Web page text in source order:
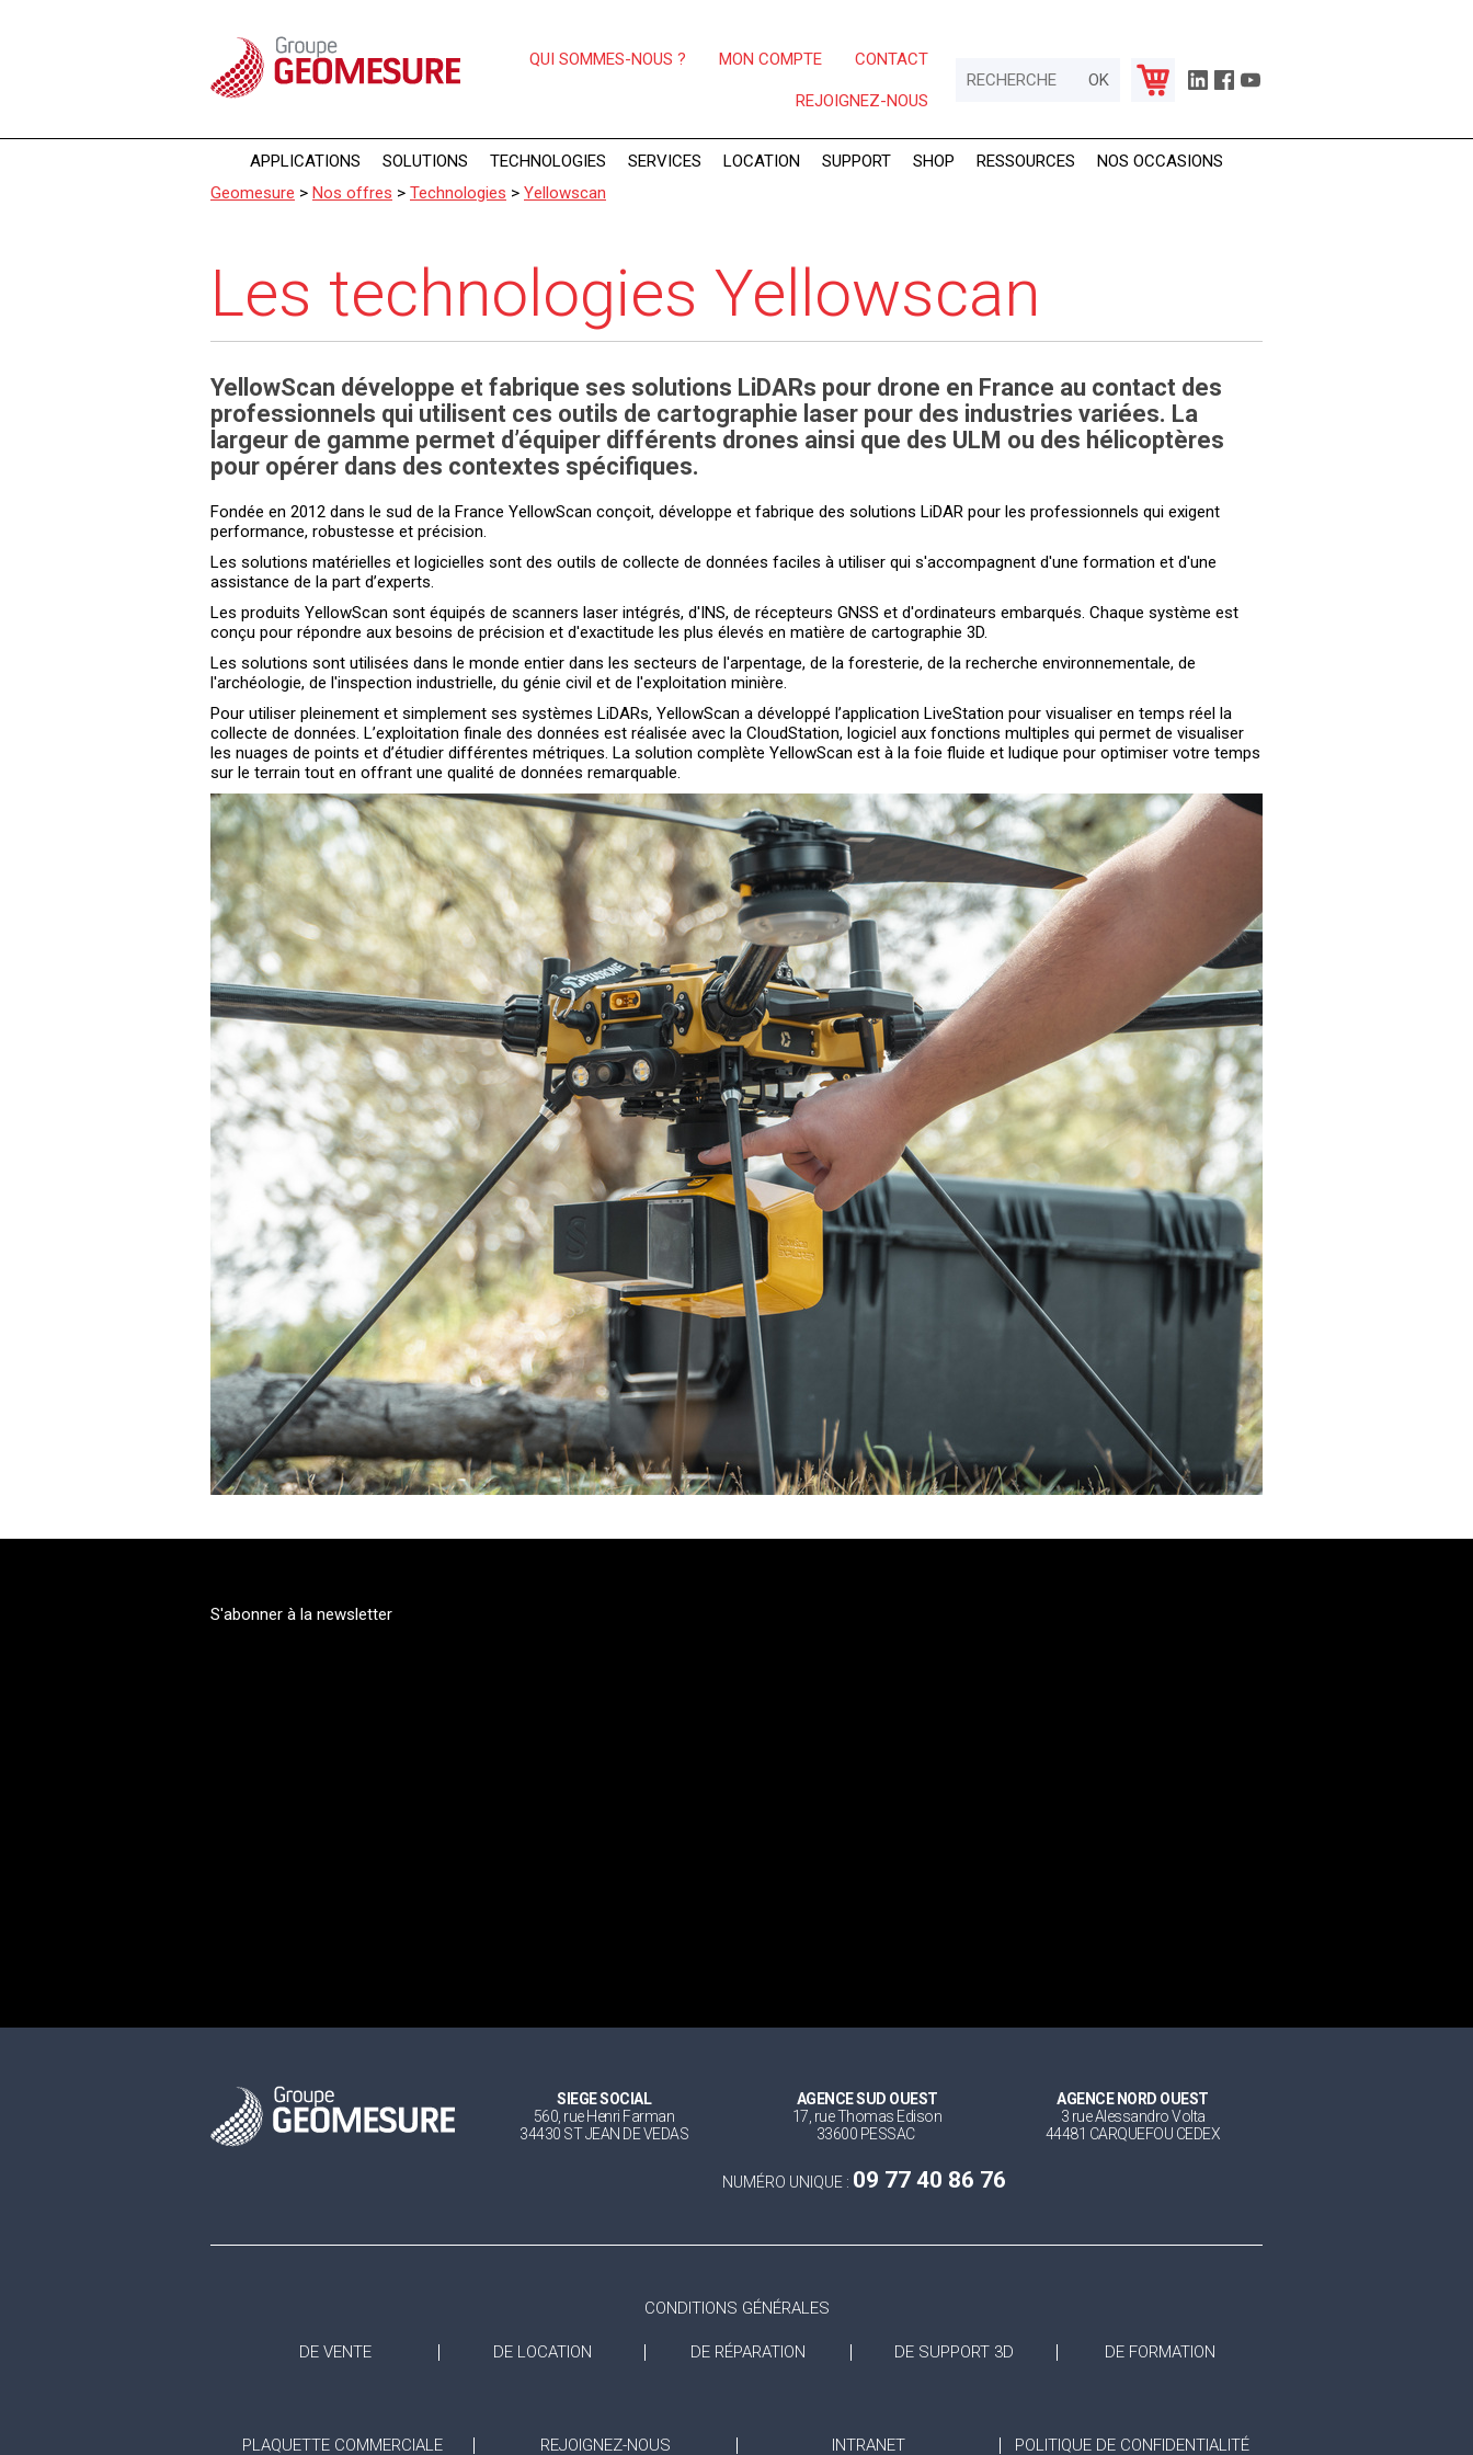
QUI SOMMES-NOUS ? MON COMPTE CONTACT
REJOIGNEZ-NOUS
APPLICATIONS SOLUTIONS TECHNOLOGIES SERVICES LOCATION SUPPORT SHOP RESSOURCES
NOS OCCASIONS
Geomesure > Nos offres > Technologies > Yellowscan
Les technologies Yellowscan
YellowScan développe et fabrique ses solutions LiDARs pour drone en France au contact des
professionnels qui utilisent ces outils de cartographie laser pour des industries variées. La
largeur de gamme permet d’équiper différents drones ainsi que des ULM ou des hélicoptères
pour opérer dans des contextes spécifiques.
Fondée en 2012 dans le sud de la France YellowScan conçoit, développe et fabrique des solutions LiDAR pour les professionnels qui exigent
performance, robustesse et précision.
Les solutions matérielles et logicielles sont des outils de collecte de données faciles à utiliser qui s'accompagnent d'une formation et d'une
assistance de la part d’experts.
Les produits YellowScan sont équipés de scanners laser intégrés, d'INS, de récepteurs GNSS et d'ordinateurs embarqués. Chaque système est
conçu pour répondre aux besoins de précision et d'exactitude les plus élevés en matière de cartographie 3D.
Les solutions sont utilisées dans le monde entier dans les secteurs de l'arpentage, de la foresterie, de la recherche environnementale, de
l'archéologie, de l'inspection industrielle, du génie civil et de l'exploitation minière.
Pour utiliser pleinement et simplement ses systèmes LiDARs, YellowScan a développé l’application LiveStation pour visualiser en temps réel la
collecte de données. L’exploitation finale des données est réalisée avec la CloudStation, logiciel aux fonctions multiples qui permet de visualiser
les nuages de points et d’étudier différentes métriques. La solution complète YellowScan est à la foie fluide et ludique pour optimiser votre temps
sur le terrain tout en offrant une qualité de données remarquable.
S'abonner à la newsletter
SIEGE SOCIAL
560, rue Henri Farman
34430 ST JEAN DE VEDAS
AGENCE SUD OUEST
17, rue Thomas Edison
33600 PESSAC
AGENCE NORD OUEST
3 rue Alessandro Volta
44481 CARQUEFOU CEDEX
NUMÉRO UNIQUE : 09 77 40 86 76
CONDITIONS GÉNÉRALES
DE VENTE DE LOCATION DE RÉPARATION DE SUPPORT 3D DE FORMATION
PLAQUETTE COMMERCIALE REJOIGNEZ-NOUS INTRANET POLITIQUE DE CONFIDENTIALITÉ